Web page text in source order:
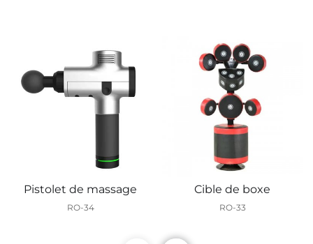
Pistolet de massage
RO-34
Cible de boxe
RO-33